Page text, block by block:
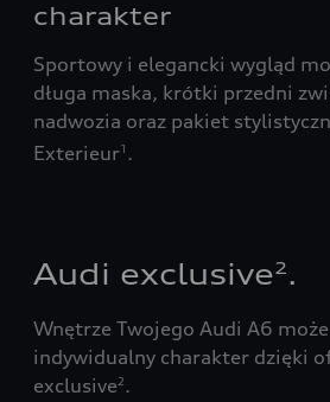
charakter
Sportowy i elegancki wygląd
długa maska, krótki przedni
nadwozia oraz pakiet
Exterieur1 .
Audi exclusive2.
Wnętrze Twojego Audi A6 może
indywidualny charakter dzięki
exclusive2.